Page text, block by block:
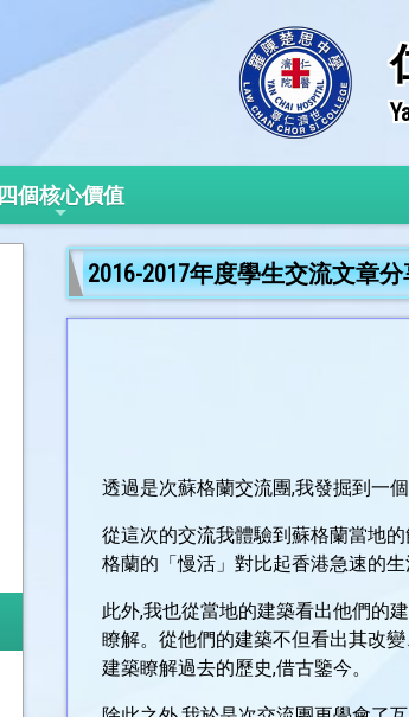
四個核心價值
2016-2017年度學生交流文章分
透過是次蘇格蘭交流團,我發掘到一
從這次的交流我體驗到蘇格蘭當地
格蘭的「慢活」對比起香港急速的
此外,我也從當地的建築看出他們的
瞭解。從他們的建築不但看出其改
建築瞭解過去的歷史,借古鑒今。